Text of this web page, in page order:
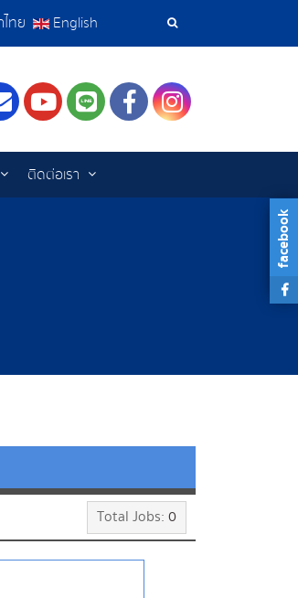
เครื่อง
ค้นหา
ทย English
ContactYoutube
LINEFacebookInstagram
ติดต่อเรา
Total Jobs: 0
facebook